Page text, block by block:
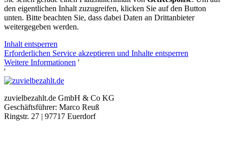
den eigentlichen Inhalt zuzugreifen, klicken Sie auf den Button
unten. Bitte beachten Sie, dass dabei Daten an Drittanbieter
weitergegeben werden.
Inhalt entsperren
Erforderlichen Service akzeptieren und Inhalte entsperren
Weitere Informationen '
'
zuvielbezahlt.de GmbH & Co KG
Geschäftsführer: Marco Reuß
Ringstr. 27 | 97717 Euerdorf